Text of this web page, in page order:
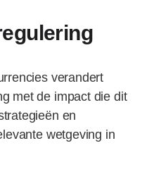
verandert
met de impact die dit
en
wetgeving in